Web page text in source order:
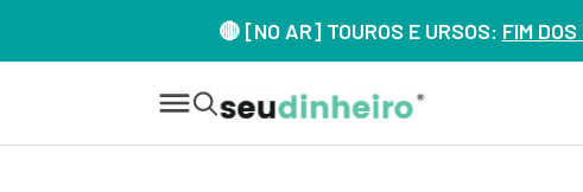
🔴 [NO AR] TOUROS E URSOS: FIM